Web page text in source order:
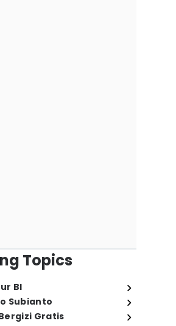
Topics
BI
Subianto
Gratis